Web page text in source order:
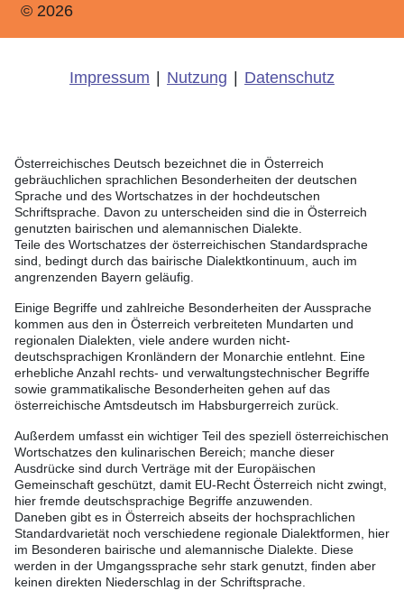
© 2026
Impressum Nutzung Datenschutz
Österreichisches Deutsch bezeichnet die in Österreich
gebräuchlichen sprachlichen Besonderheiten der deutschen
Sprache und des Wortschatzes in der hochdeutschen
Schriftsprache. Davon zu unterscheiden sind die in Österreich
genutzten bairischen und alemannischen Dialekte.
Teile des Wortschatzes der österreichischen Standardsprache
sind, bedingt durch das bairische Dialektkontinuum, auch im
angrenzenden Bayern geläufig.
Einige Begriffe und zahlreiche Besonderheiten der Aussprache
kommen aus den in Österreich verbreiteten Mundarten und
regionalen Dialekten, viele andere wurden nicht-
deutschsprachigen Kronländern der Monarchie entlehnt. Eine
erhebliche Anzahl rechts- und verwaltungstechnischer Begriffe
sowie grammatikalische Besonderheiten gehen auf das
österreichische Amtsdeutsch im Habsburgerreich zurück.
Außerdem umfasst ein wichtiger Teil des speziell österreichischen
Wortschatzes den kulinarischen Bereich; manche dieser
Ausdrücke sind durch Verträge mit der Europäischen
Gemeinschaft geschützt, damit EU-Recht Österreich nicht zwingt,
hier fremde deutschsprachige Begriffe anzuwenden.
Daneben gibt es in Österreich abseits der hochsprachlichen
Standardvarietät noch verschiedene regionale Dialektformen, hier
im Besonderen bairische und alemannische Dialekte. Diese
werden in der Umgangssprache sehr stark genutzt, finden aber
keinen direkten Niederschlag in der Schriftsprache.